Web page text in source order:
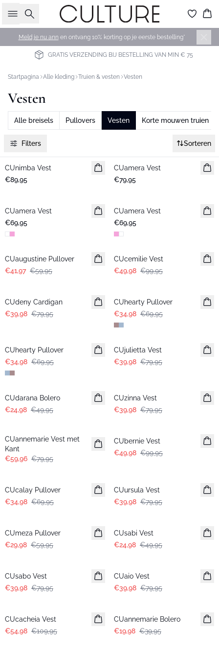
Zoeken
Meld je nu ann en ontvang 10% korting op je eerste bestelling*
GRATIS VERZENDING BIJ BESTELLING VAN MIN € 75
Startpagina Alle kleding Truien & vesten Vesten
Vesten
Alle breisels Pullovers Vesten Korte mouwen truien
Filters Sorteren
Nieuws
CUnimba Vest
€89,95
Nieuws
CUamera Vest
€79,95
Nieuws
CUamera Vest
€69,95
Nieuws
CUamera Vest
€69,95
-30%
CUaugustine Pullover
€41,97 €59,95
-50%
CUcemilie Vest
€49,98 €99,95
CUdeny Cardigan
€39,98 €79,95
CUhearty Pullover
€34,98 €69,95
CUhearty Pullover
€34,98 €69,95
-50%
CUjulietta Vest
€39,98 €79,95
-50%
CUdarana Bolero
€24,98 €49,95
CUzinna Vest
€39,98 €79,95
CUannemarie Vest met
Kant
€59,96 €79,95
CUbernie Vest
€49,98 €99,95
CUcalay Pullover
€34,98 €69,95
CUursula Vest
€39,98 €79,95
CUmeza Pullover
€29,98 €59,95
CUsabi Vest
€24,98 €49,95
CUsabo Vest
€39,98 €79,95
CUaio Vest
€39,98 €79,95
CUcacheia Vest
€54,98 €109,95
CUannemarie Bolero
€19,98 €39,95